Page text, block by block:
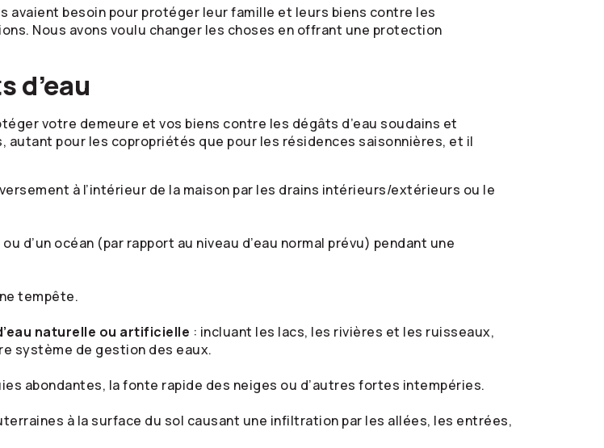
avaient besoin pour protéger leur famille et leurs biens contre les
Nous avons voulu changer les choses en offrant une protection
d’eau
votre demeure et vos biens contre les dégâts d’eau soudains et
pour les copropriétés que pour les résidences saisonnières, et il
à l’intérieur de la maison par les drains intérieurs/extérieurs ou le
d’un océan (par rapport au niveau d’eau normal prévu) pendant une
tempête.
naturelle ou artificielle : incluant les lacs, les rivières et les ruisseaux,
système de gestion des eaux.
abondantes, la fonte rapide des neiges ou d’autres fortes intempéries.
à la surface du sol causant une infiltration par les allées, les entrées,